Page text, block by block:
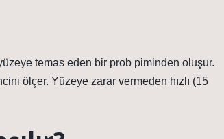
temas eden bir prob piminden oluşur.
ölçer. Yüzeye zarar vermeden hızlı (15